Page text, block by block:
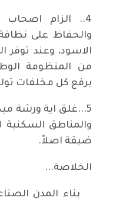
4.. الزام اصحاب
والحفاظ على
الاسود، وعند توفر
من المنظومة
برفع كل مخلفات
5...غلق اية ورشة
والمناطق السكنية
ضيقة اصلاً.
الخلاصة...
بناء المدن